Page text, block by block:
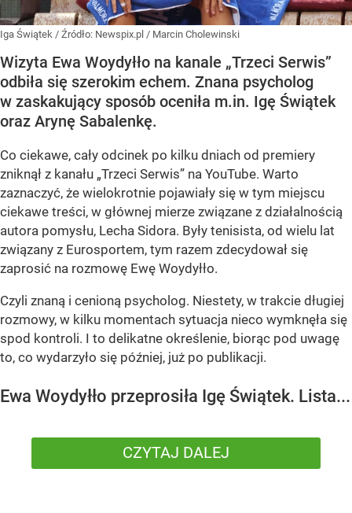
Iga Świątek / Źródło: Newspix.pl / Marcin Cholewinski
Wizyta Ewa Woydyłło na kanale „Trzeci Serwis”
odbiła się szerokim echem. Znana psycholog
w zaskakujący sposób oceniła m.in. Igę Świątek
oraz Arynę Sabalenkę.
Co ciekawe, cały odcinek po kilku dniach od premiery
zniknął z kanału „Trzeci Serwis” na YouTube. Warto
zaznaczyć, że wielokrotnie pojawiały się w tym miejscu
ciekawe treści, w głównej mierze związane z działalnością
autora pomysłu, Lecha Sidora. Były tenisista, od wielu lat
związany z Eurosportem, tym razem zdecydował się
zaprosić na rozmowę Ewę Woydyłło.
Czyli znaną i cenioną psycholog. Niestety, w trakcie długiej
rozmowy, w kilku momentach sytuacja nieco wymknęła się
spod kontroli. I to delikatne określenie, biorąc pod uwagę
to, co wydarzyło się później, już po publikacji.
Ewa Woydyłło przeprosiła Igę Świątek. Lista...
CZYTAJ DALEJ